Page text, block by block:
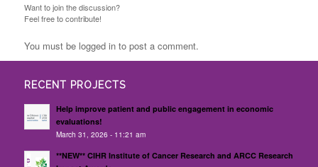
Want to join the discussion?
Feel free to contribute!
You must be logged in to post a comment.
RECENT PROJECTS
Help improve patient and public engagement in economic
evaluations!
March 31, 2026 - 11:21 am
**NEW** CIHR Institute of Cancer Research and ARCC Research